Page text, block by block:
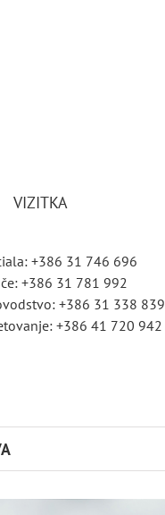
VIZITKA
+386 31 746 696
+386 31 781 992
+386 31 338 839
+386 41 720 942